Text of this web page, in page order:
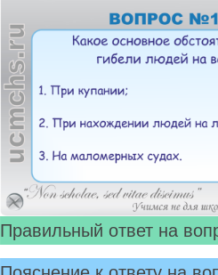
Правильный ответ на